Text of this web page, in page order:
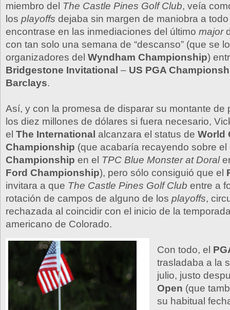
miembro del The Castle Pines Golf Club, veía
los playoffs dejaba sin margen de maniobra a
encontrase en las inmediaciones del último major
con tan solo una semana de “descanso” (que se
organizadores del Wyndham Championship)
Bridgestone Invitational – US PGA
Barclays.
Así, y con la promesa de disparar su montante de
los diez millones de dólares si fuera necesario,
el The International alcanzara el status de World
Championship (que acabaría recayendo sobre el
Championship en el TPC Blue Monster at Doral
Ford Championship), pero sólo consiguió que el
invitara a que The Castle Pines Golf Club entre a
rotación de campos de alguno de los playoffs,
rechazada al coincidir con el inicio de la
americano de Colorado.
Con todo, el
trasladaba a la
julio, justo
Open (que
su habitual